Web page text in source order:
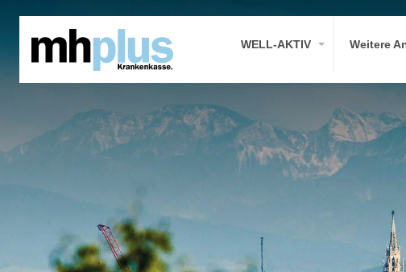
WELL-AKTIV Weitere